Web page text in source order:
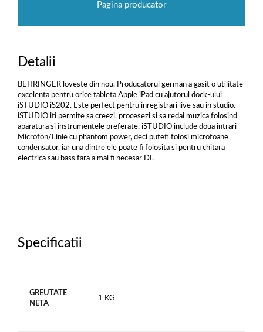
Pagina producator
Detalii
BEHRINGER loveste din nou. Producatorul german a gasit o utilitate
excelenta pentru orice tableta Apple iPad cu ajutorul dock-ului
iSTUDIO iS202. Este perfect pentru inregistrari live sau in studio.
iSTUDIO iti permite sa creezi, procesezi si sa redai muzica folosind
aparatura si instrumentele preferate. iSTUDIO include doua intrari
Microfon/Linie cu phantom power, deci puteti folosi microfoane
condensator, iar una dintre ele poate fi folosita si pentru chitara
electrica sau bass fara a mai fi necesar DI.
Specificatii
GREUTATE
NETA
1 KG